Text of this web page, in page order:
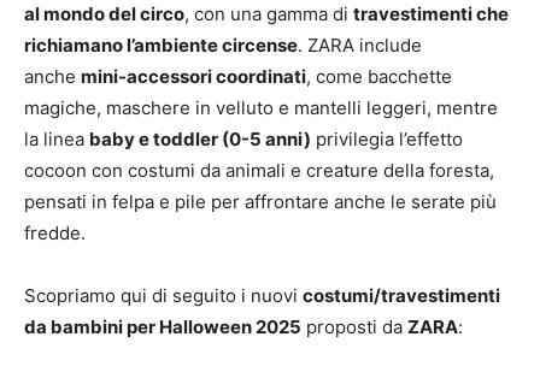
al mondo del circo, con una gamma di travestimenti che
richiamano l’ambiente circense. ZARA include
anche mini-accessori coordinati, come bacchette
magiche, maschere in velluto e mantelli leggeri, mentre
la linea baby e toddler (0-5 anni) privilegia l’effetto
cocoon con costumi da animali e creature della foresta,
pensati in felpa e pile per affrontare anche le serate più
fredde.
Scopriamo qui di seguito i nuovi costumi/travestimenti
da bambini per Halloween 2025 proposti da ZARA: